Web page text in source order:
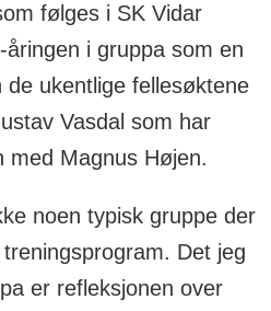
følges i SK Vidar
i gruppa som en
ukentlige fellesøktene
Vasdal som har
med Magnus Højen.
noen typisk gruppe der
Det jeg
er refleksjonen over